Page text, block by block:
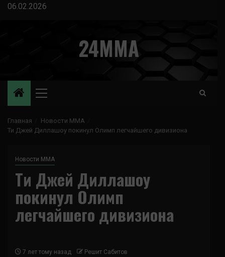
Перейти
06.02.2026
24MMA
Основное
Главная
Новости ММА
Ти Джей Диллашоу покинул Олимп легчайшего дивизиона
Новости ММА
Ти Джей Диллашоу
покинул Олимп
легчайшего дивизиона
7 лет тому назад Решит Сабитов